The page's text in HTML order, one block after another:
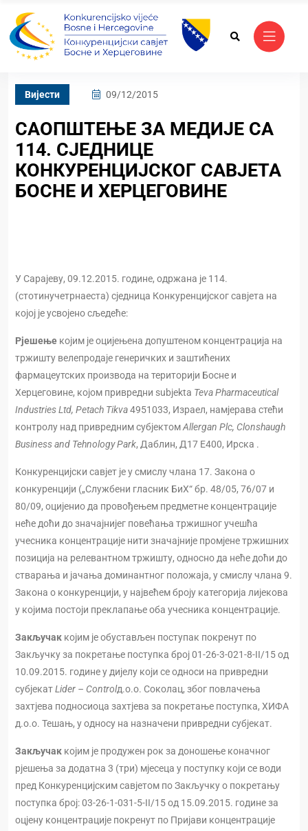
Вијести 09/12/2015
САОПШТЕЊЕ ЗА МЕДИЈЕ СА
114. СЈЕДНИЦЕ
КОНКУРЕНЦИЈСКОГ САВЈЕТА
БОСНЕ И ХЕРЦЕГОВИНЕ
У Сарајеву, 09.12.2015. године, одржана је 114.
(стотинучетрнаеста) сједница Конкуренцијског савјета на
којој је усвојено сљедеће:
Рјешење којим је оцијењена допуштеном концентрација на
тржишту велепродаје генеричких и заштићених
фармацеутских производа на територији Босне и
Херцеговине, којом привредни subjekta Teva Pharmaceutical
Industries Ltd, Petach Tikva4951033, Израел, намјерава стећи
контролу над привредним субјектомAllergan Plc, Clonshaugh
Business and Tehnology Park, Даблин, Д17 Е400, Ирска .
Конкуренцијски савјет је у смислу члана 17. Закона о
конкуренцији („Службени гласник БиХ“ бр. 48/05, 76/07 и
80/09, оцијенио да провођењем предметне концентрације
неће доћи до значајнијег повећања тржишног учешћа
учесника концентрације нити значајније промјене тржишних
позиција на релевантном тржишту, односно да неће доћи до
стварања и јачања доминантног положаја, у смислу члана 9.
Закона о конкуренцији, у највећем броју категорија лијекова
у којима постоји преклапање оба учесника концентрације.
Закључак којим је обустављен поступак покренут по
Закључку за покретање поступка број 01-26-3-021-8-II/15 од
10.09.2015. године у дијелу који се односи на привредни
субјекатLider – Controlд.о.о. Соколац, због повлачења
захтјева подносиоца захтјева за покретање поступка, ХИФА
д.о.о. Тешањ, у односу на назначени привредни субјекат.
Закључак којим је продужен рок за доношење коначног
рјешења за додатна 3 (три) мјесеца у поступку који се води
пред Конкуренцијским савјетом по Закључку о покретању
поступка број: 03-26-1-031-5-II/15 од 15.09.2015. године за
оцјену концентрације покренут по Пријави концентрације